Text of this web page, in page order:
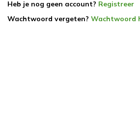
Heb je nog geen account? Registreer
Wachtwoord vergeten? Wachtwoord